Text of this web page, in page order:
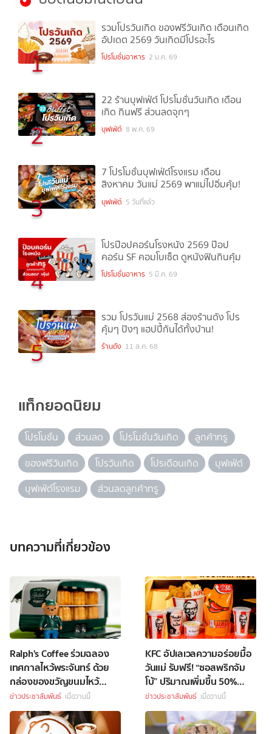
1
รวมโปรวันเกิด ของฟรีวันเกิด เดือนเกิด
อัปเดต 2569 วันเกิดมีโปรอะไร
โปรโมชั่นอาหาร 2 ม.ค. 69
2
22 ร้านบุฟเฟ่ต์ โปรโมชั่นวันเกิด เดือน
เกิด กินฟรี ส่วนลดจุกๆ
บุฟเฟ่ต์ 8 พ.ค. 69
3
7 โปรโมชั่นบุฟเฟ่ต์โรงแรม เดือน
สิงหาคม วันแม่ 2569 พาแม่ไปอิ่มคุ้ม!
บุฟเฟ่ต์ 5 วันที่แล้ว
4
โปรป๊อปคอร์นโรงหนัง 2569 ป๊อป
คอร์น SF คอมโบเซ็ต ดูหนังฟินกินคุ้ม
โปรโมชั่นอาหาร 5 มี.ค. 69
5
รวม โปรวันแม่ 2568 ส่องร้านดัง โปร
คุ้มๆ ปังๆ แฮปปี้กันได้ทั้งบ้าน!
ร้านดัง 11 ส.ค. 68
แท็กยอดนิยม
โปรโมชั่น ส่วนลด โปรโมชั่นวันเกิด
ลูกค้าทรู
ของฟรีวันเกิด
โปรวันเกิด โปรเดือนเกิด
บุฟเฟ่ต์
บุฟเฟ่ต์โรงแรม
ส่วนลดลูกค้าทรู
บทความที่เกี่ยวข้อง
Ralph's Coffee ร่วมฉลอง
เทศกาลไหว้พระจันทร์ ด้วย
กล่องของขวัญขนมไหว้
พระจันทร์สุดพิเศษ
ข่าวประชาสัมพันธ์ เมื่อวานนี้
KFC อัปเลเวลความอร่อยมื้อ
วันแม่ รับฟรี! “ซอสพริกจัม
โบ้” ปริมาณเพิ่มขึ้น 50%
เพียงซื้อชุดบักเก็ตที่ร่วม
รายการราคา 349 บาทขึ้นไป
ข่าวประชาสัมพันธ์ เมื่อวานนี้